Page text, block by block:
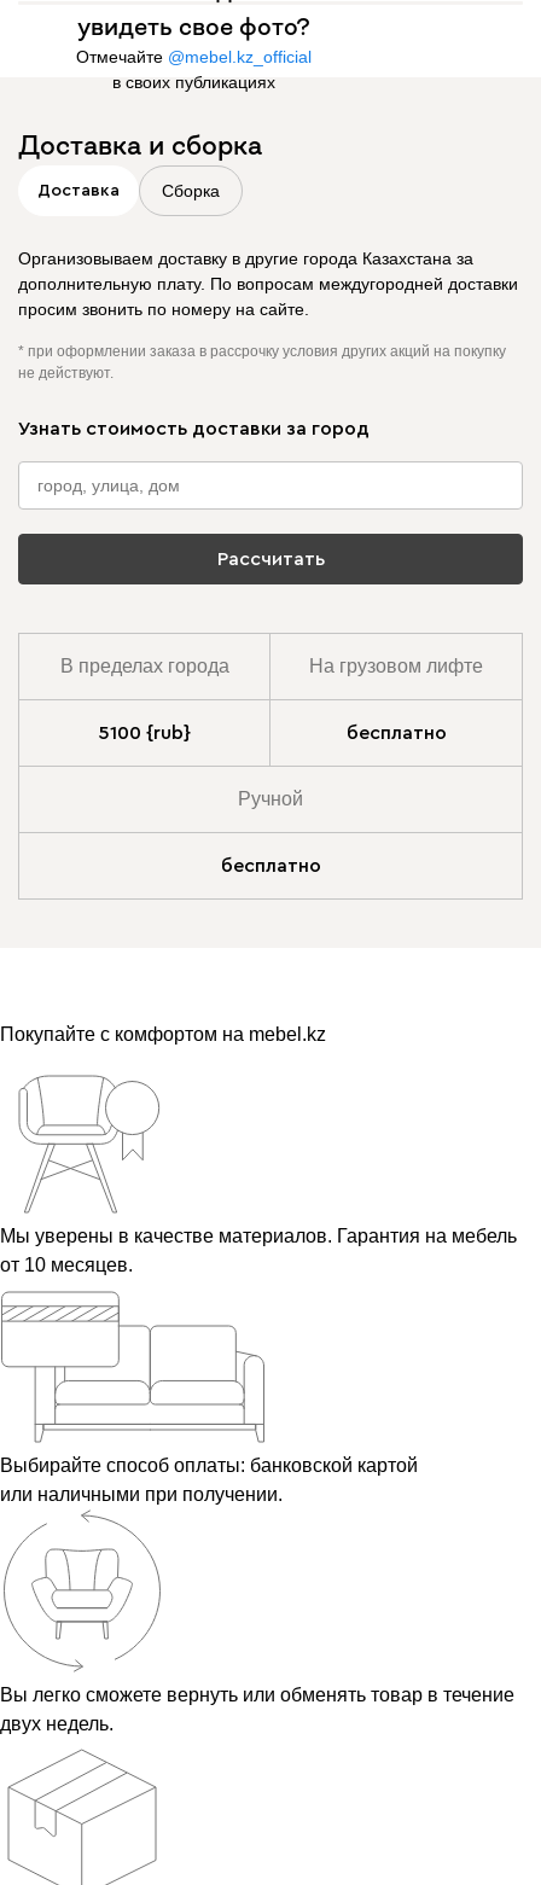
увидеть свое фото?
Отмечайте @mebel.kz_official
в своих публикациях
Доставка и сборка
Доставка Сборка
Организовываем доставку в другие города Казахстана за
дополнительную плату. По вопросам междугородней доставки
просим звонить по номеру на сайте.
* при оформлении заказа в рассрочку условия других акций на покупку
не действуют.
Узнать стоимость доставки за город
Рассчитать
В пределах города На грузовом лифте
5100 {rub} бесплатно
Ручной
бесплатно
Покупайте с комфортом на mebel.kz
Мы уверены в качестве материалов. Гарантия на мебель
от 10 месяцев.
Выбирайте способ оплаты: банковской картой
или наличными при получении.
Вы легко сможете вернуть или обменять товар в течение
двух недель.